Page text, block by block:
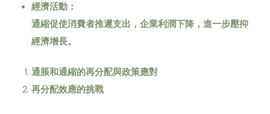
經濟活動：
通縮促使消費者推遲支出，企業利潤下降，進一步壓抑
經濟增長。
通脹和通縮的再分配與政策應對
再分配效應的挑戰